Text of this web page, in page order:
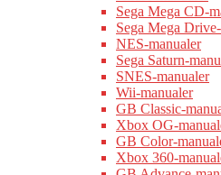
Sega Mega CD-
Sega Mega
NES-manualer
Sega Saturn-
SNES-manualer
Wii-manualer
GB Classic-
Xbox OG-
GB Color-
Xbox 360-